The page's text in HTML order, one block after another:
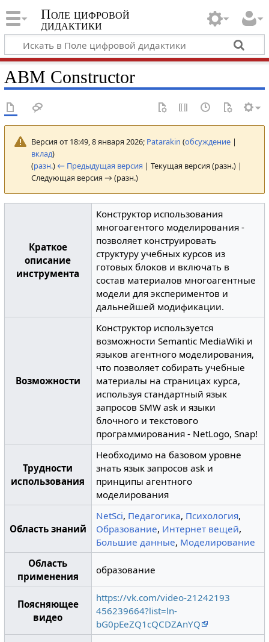
Поле цифровой
дидактики
ABM Constructor
Версия от 18:49, 8 января 2026; Patarakin (обсуждение|
вклад)
(разн.) ← Предыдущая версия | Текущая версия (разн.) |
Следующая версия → (разн.)
Краткое
описание
инструмента
Конструктор использования
многоагентого моделирования -
позволяет конструировать
структуру учебных курсов из
готовых блоков и включать в
состав материалов многоагентные
модели для экспериментов и
дальнейшей модификации.
Возможности
Конструктор используется
возможности Semantic MediaWiki и
языков агентного моделирования,
что позволяет собирать учебные
материалы на страницах курса,
используя стандартный язык
запросов SMW ask и языки
блочного и текстового
программирования - NetLogo, Snap!
Трудности
использования
Необходимо на базовом уровне
знать язык запросов ask и
принципы агентного
моделирования
Область знаний
NetSci, Педагогика, Психология,
Образование, Интернет вещей,
Большие данные, Моделирование
Область
применения
образование
Поясняющее
видео
https://vk.com/video-21242193
456239664?list=ln-
bG0pEeZQ1cQCDZAnYQ